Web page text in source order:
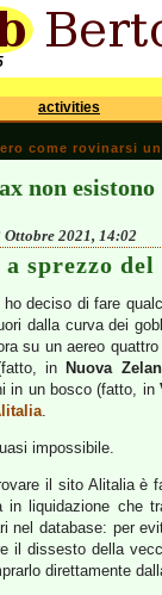
activities
come rovinarsi
non esistono
2021, 14:02
sprezzo
ho deciso di fare
dalla curva dei
su un aereo
in
Nuova
in un bosco (fatto, in
.
impossibile.
il sito Alitalia è
in liquidazione che
nel database: per
il dissesto della
direttamente